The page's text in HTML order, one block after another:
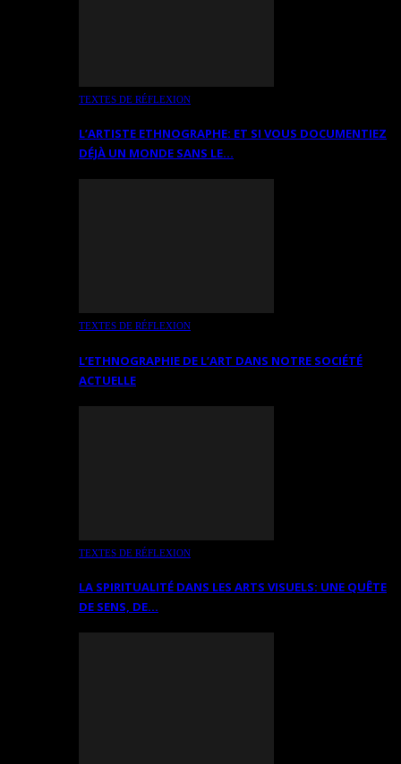
TEXTES DE RÉFLEXION
L’ARTISTE ETHNOGRAPHE: ET SI VOUS DOCUMENTIEZ
DÉJÀ UN MONDE SANS LE…
TEXTES DE RÉFLEXION
L’ETHNOGRAPHIE DE L’ART DANS NOTRE SOCIÉTÉ
ACTUELLE
TEXTES DE RÉFLEXION
LA SPIRITUALITÉ DANS LES ARTS VISUELS: UNE QUÊTE
DE SENS, DE…